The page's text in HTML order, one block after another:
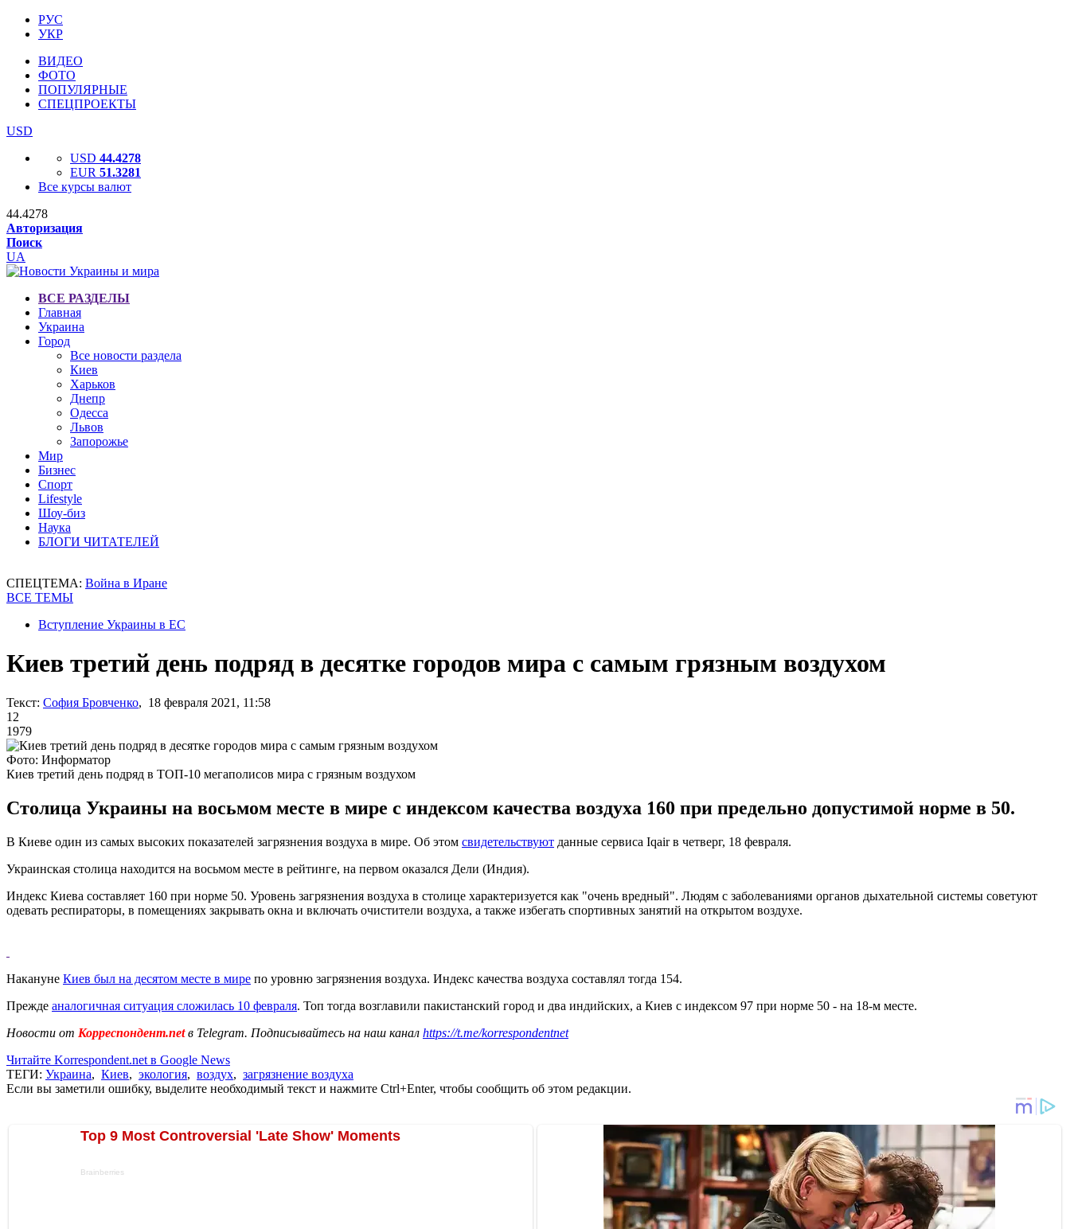
РУС
УКР
ВИДЕО
ФОТО
ПОПУЛЯРНЫЕ
СПЕЦПРОЕКТЫ
USD
USD 44.4278
EUR 51.3281
Все курсы валют
44.4278
Авторизация
Поиск
UA
ВСЕ РАЗДЕЛЫ
Главная
Украина
Город
Все новости раздела
Киев
Харьков
Днепр
Одесса
Львов
Запорожье
Мир
Бизнес
Спорт
Lifestyle
Шоу-биз
Наука
БЛОГИ ЧИТАТЕЛЕЙ
СПЕЦТЕМА: Война в Иране
ВСЕ ТЕМЫ
Вступление Украины в ЕС
Киев третий день подряд в десятке городов мира с самым грязным воздухом
Текст: София Бровченко, 18 февраля 2021, 11:58
12
1979
Фото: Информатор
Киев третий день подряд в ТОП-10 мегаполисов мира с грязным воздухом
Столица Украины на восьмом месте в мире с индексом качества воздуха 160 при предельно допустимой норме в 50.
В Киеве один из самых высоких показателей загрязнения воздуха в мире. Об этом свидетельствуют данные сервиса Iqair в четверг, 18 февраля.
Украинская столица находится на восьмом месте в рейтинге, на первом оказался Дели (Индия).
Индекс Киева составляет 160 при норме 50. Уровень загрязнения воздуха в столице характеризуется как "очень вредный". Людям с заболеваниями органов дыхательной системы советуют
одевать респираторы, в помещениях закрывать окна и включать очистители воздуха, а также избегать спортивных занятий на открытом воздухе.
Накануне Киев был на десятом месте в мире по уровню загрязнения воздуха. Индекс качества воздуха составлял тогда 154.
Прежде аналогичная ситуация сложилась 10 февраля. Топ тогда возглавили пакистанский город и два индийских, а Киев с индексом 97 при норме 50 - на 18-м месте.
Новости от Корреспондент.netв Telegram. Подписывайтесь на наш канал https://t.me/korrespondentnet
Читайте Korrespondent.net в Google News
ТЕГИ: Украина, Киев, экология, воздух, загрязнение воздуха
Если вы заметили ошибку, выделите необходимый текст и нажмите Ctrl+Enter, чтобы сообщить об этом редакции.